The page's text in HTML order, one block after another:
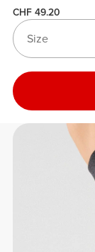
CHF 49.20
Size